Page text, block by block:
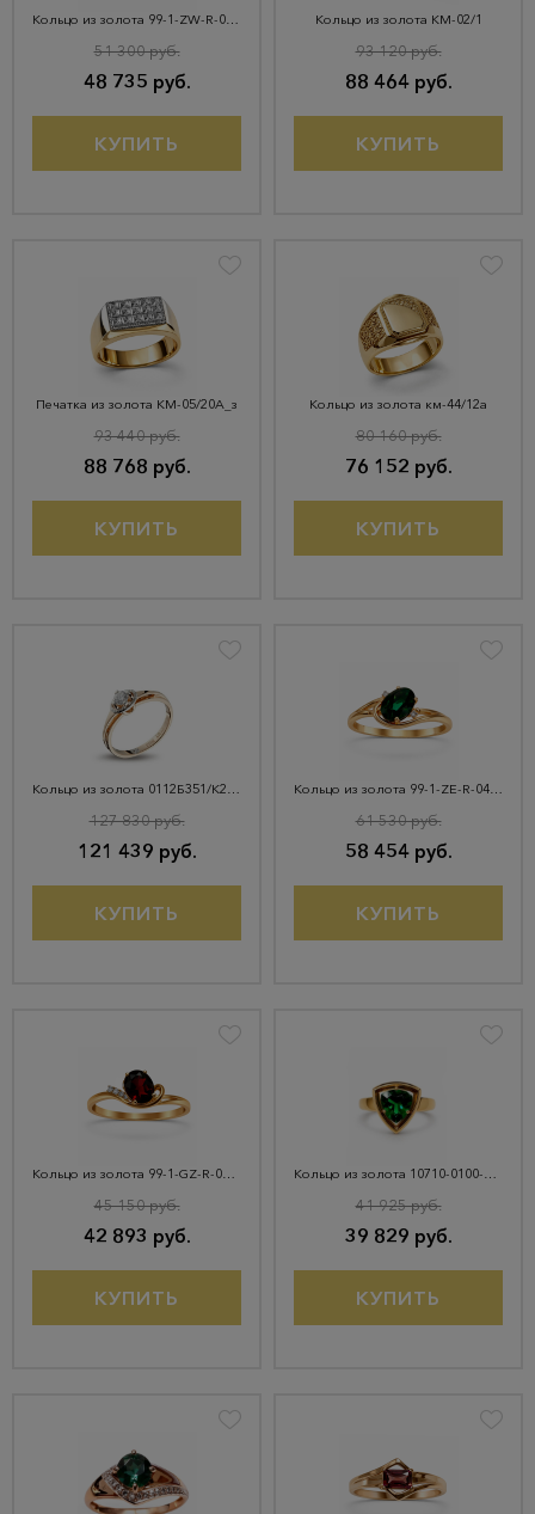
Кольцо из золота 99-1-ZW-R-041217
48 735 руб.
51 300 руб.
КУПИТЬ
Кольцо из золота КМ-02/1
88 464 руб.
93 120 руб.
КУПИТЬ
Печатка из золота КМ-05/20А_з
88 768 руб.
93 440 руб.
КУПИТЬ
Кольцо из золота км-44/12а
76 152 руб.
80 160 руб.
КУПИТЬ
Кольцо из золота 0112Б351/К2957
121 439 руб.
127 830 руб.
КУПИТЬ
Кольцо из золота 99-1-ZE-R-045028
58 454 руб.
61 530 руб.
КУПИТЬ
Кольцо из золота 99-1-GZ-R-045025
42 893 руб.
45 150 руб.
КУПИТЬ
Кольцо из золота 10710-0100-4048
39 829 руб.
41 925 руб.
КУПИТЬ